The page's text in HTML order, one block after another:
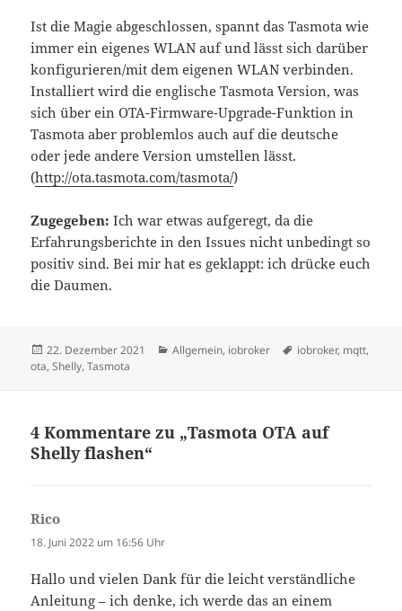
Ist die Magie abgeschlossen, spannt das Tasmota wie
immer ein eigenes WLAN auf und lässt sich darüber
konfigurieren/mit dem eigenen WLAN verbinden.
Installiert wird die englische Tasmota Version, was
sich über ein OTA-Firmware-Upgrade-Funktion in
Tasmota aber problemlos auch auf die deutsche
oder jede andere Version umstellen lässt.
(http://ota.tasmota.com/tasmota/)
Zugegeben: Ich war etwas aufgeregt, da die
Erfahrungsberichte in den Issues nicht unbedingt so
positiv sind. Bei mir hat es geklappt: ich drücke euch
die Daumen.
Veröffentlicht
am
22. Dezember 2021 Kategorien
Allgemein, iobroker Schlagwörter
iobroker, mqtt,
ota,Shelly,Tasmota
4 Kommentare zu „Tasmota OTA auf
Shelly flashen“
Rico
18. Juni 2022 um 16:56 Uhr
Hallo und vielen Dank für die leicht verständliche
Anleitung – ich denke, ich werde das an einem